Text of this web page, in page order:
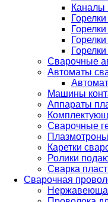
Каналы
Сварочные
Автоматы
Машины
Аппараты
Сварочные
Каретки
Ролики
Сварка
Сварочная